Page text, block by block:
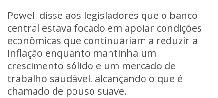
Powell disse aos legisladores que o banco
central estava focado em apoiar condições
econômicas que continuariam a reduzir a
inflação enquanto mantinha um
crescimento sólido e um mercado de
trabalho saudável, alcançando o que é
chamado de pouso suave.